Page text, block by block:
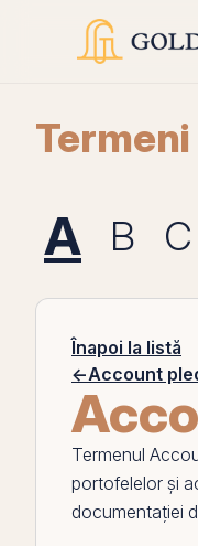
A B C
Înapoi la listă
←Account
Termenul
portofelelor și
documentației